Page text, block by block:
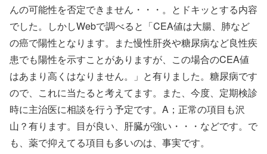
んの可能性を否定できません・・・。とドキッとする内容
でした。しかしWebで調べると「CEA値は大腸、肺など
の癌で陽性となります。また慢性肝炎や糖尿病など良性疾
患でも陽性を示すことがありますが、この場合のCEA値
はあまり高くはなりません。」と有りました。糖尿病です
ので、これに当たると考えてます。また、今度、定期検診
時に主治医に相談を行う予定です。A；正常の項目も沢
山？有ります。目が良い、肝臓が強い・・・などです。で
も、薬で抑えてる項目も多いのは、事実です。